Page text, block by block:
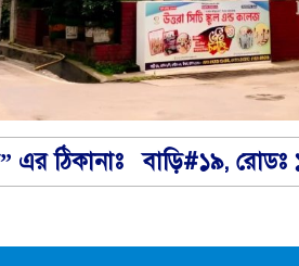
এর ঠিকানাঃ বাড়ি#১৯, রোডঃ